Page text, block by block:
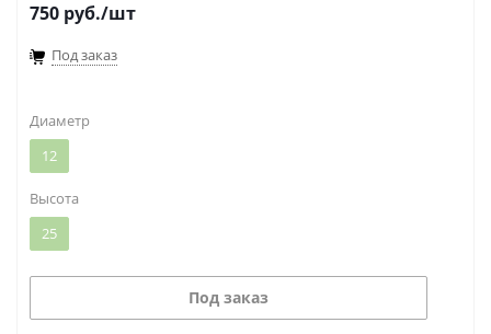
750 руб./шт
Под заказ
Диаметр
12
Высота
25
Под заказ